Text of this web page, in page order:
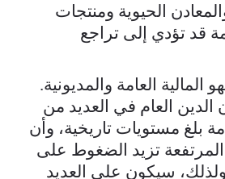
الحيوية ومنتجات
قد تؤدي إلى تراجع
المالية العامة والمديونية.
الدين العام في العديد من
بلغ مستويات تاريخية، وأن
المرتفعة تزيد الضغوط على
ولذلك، سيكون على العديد